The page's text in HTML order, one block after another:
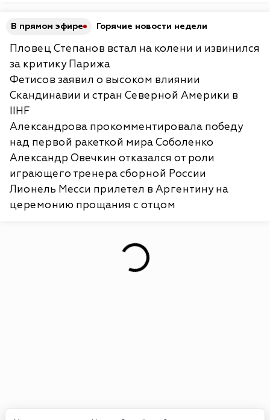
В прямом эфире Горячие новости недели
Пловец Степанов встал на колени и извинился
за критику Парижа
Фетисов заявил о высоком влиянии
Скандинавии и стран Северной Америки в
IIHF
Александрова прокомментировала победу
над первой ракеткой мира Соболенко
Александр Овечкин отказался от роли
играющего тренера сборной России
Лионель Месси прилетел в Аргентину на
церемонию прощания с отцом